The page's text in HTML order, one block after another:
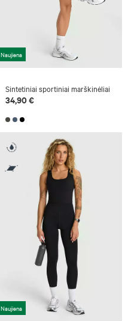
Naujiena
Sintetiniai sportiniai marškinėliai
34,90 €
Naujiena